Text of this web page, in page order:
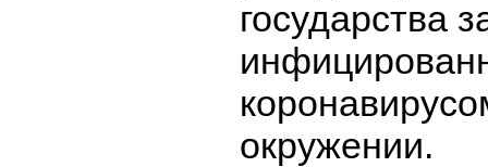
государства
окружении.